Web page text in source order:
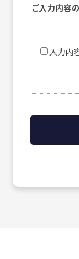
ご入力内容
入力内